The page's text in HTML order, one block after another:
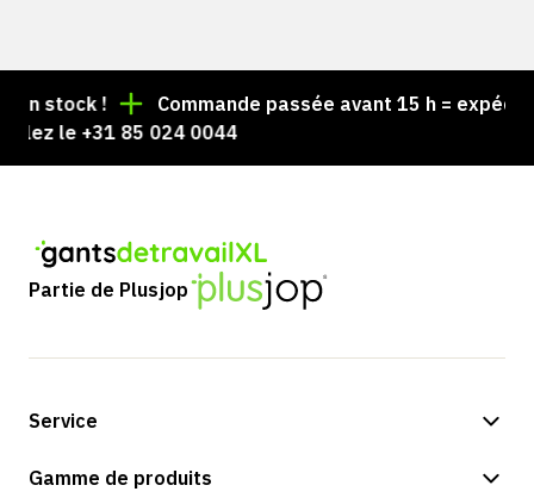
stock !
Commande passée avant 15 h = expédiée le
le +31 85 024 0044
Partie de Plusjop
Service
Options de paiement
Gamme de produits